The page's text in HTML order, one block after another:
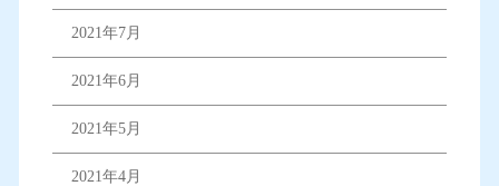
2021年7月
2021年6月
2021年5月
2021年4月